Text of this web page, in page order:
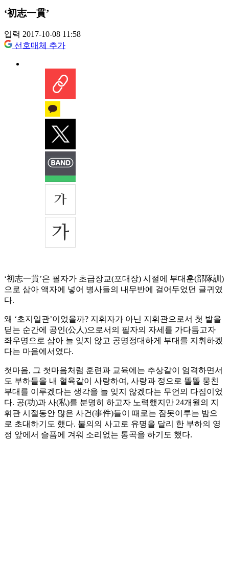
‘初志一貫’
입력 2017-10-08 11:58
선호매체 추가
‘初志一貫’은 필자가 초급장교(포대장) 시절에 부대훈(部隊訓)
으로 삼아 액자에 넣어 병사들의 내무반에 걸어두었던 글귀였
다.
왜 ‘초지일관’이었을까? 지휘자가 아닌 지휘관으로서 첫 발을
딛는 순간에 공인(公人)으로서의 필자의 자세를 가다듬고자
좌우명으로 삼아 늘 잊지 않고 공명정대하게 부대를 지휘하겠
다는 마음에서였다.
첫마음, 그 첫마음처럼 훈련과 교육에는 추상같이 엄격하면서
도 부하들을 내 혈육같이 사랑하여, 사랑과 정으로 똘똘 뭉친
부대를 이루겠다는 생각을 늘 잊지 않겠다는 무언의 다짐이었
다. 공(功)과 사(私)를 분명히 하고자 노력했지만 24개월의 지
휘관 시절동안 많은 사건(事件)들이 때로는 잠못이루는 밤으
로 초대하기도 했다. 불의의 사고로 유명을 달리 한 부하의 영
정 앞에서 슬픔에 겨워 소리없는 통곡을 하기도 했다.